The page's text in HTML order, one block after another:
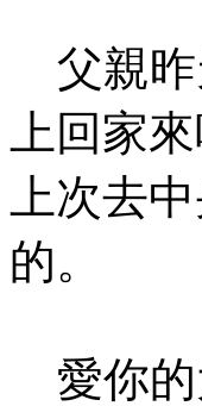
父親昨
上回家
上次去
的。
愛你的